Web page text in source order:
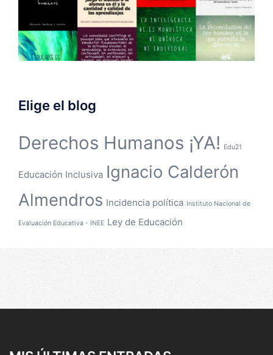
Elige el blog
Derechos Humanos ¡YA! Edu21
Educación Inclusiva Ignacio Calderón
Almendros Incidencia política Instituto Nacional de
Evaluación Educativa - INEE Ley de Educación